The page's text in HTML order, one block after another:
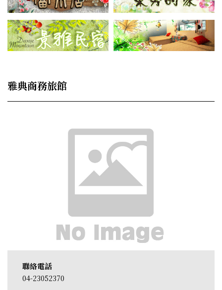
雅典商務旅館
聯絡電話
04-23052370